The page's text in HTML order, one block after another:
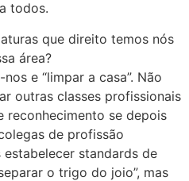
todos.
que direito temos nós
área?
e “limpar a casa”. Não
outras classes profissionais
reconhecimento se depois
de profissão
standards de
o trigo do joio”, mas